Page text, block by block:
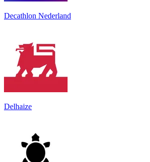
Decathlon Nederland
Delhaize